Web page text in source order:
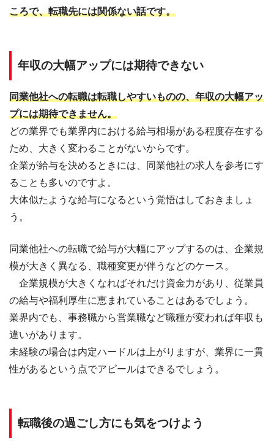
ころで、転職先には関係ない話です。
年収の大幅アップには期待できない
同業他社への転職は転職しやすいものの、年収の大幅アッ
プには期待できません。
どの業界でも業界内における給与相場がある程度存在する
ため、大きく変わることがないからです。
企業が給与を決めるときには、同業他社の求人を参考にす
ることも多いのですよ。
大体似たような給与になるという覚悟はしておきましょ
う。
同業他社への転職で給与が大幅にアップするのは、企業規
模が大きく異なる、職種変更が伴うなどのケース。
企業規模が大きくなればそれだけ資金力があり、従業員
の給与や福利厚生に恵まれていることはあるでしょう。
業界内でも、事務職から営業職など職種が変われば年収も
違いがあります。
未経験の場合は内定ハードルは上がりますが、業界に一貫
性があるという点でアピールはできるでしょう。
転職後の過ごし方にも気をつけよう